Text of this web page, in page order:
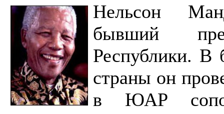
Нельсон
бывший
Республики. В
страны он
в ЮАР